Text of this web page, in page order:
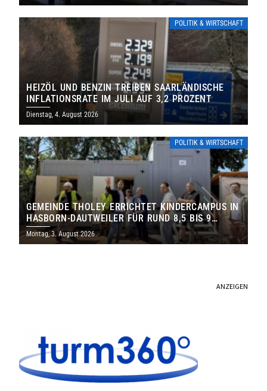
POLITIK & WIRTSCHAFT
HEIZÖL UND BENZIN TREIBEN SAARLÄNDISCHE
INFLATIONSRATE IM JULI AUF 3,2 PROZENT
Dienstag, 4. August 2026
POLITIK & WIRTSCHAFT
GEMEINDE THOLEY ERRICHTET KINDERCAMPUS IN
HASBORN-DAUTWEILER FÜR RUND 8,5 BIS 9
MILLIONEN EURO
Montag, 3. August 2026
ANZEIGEN